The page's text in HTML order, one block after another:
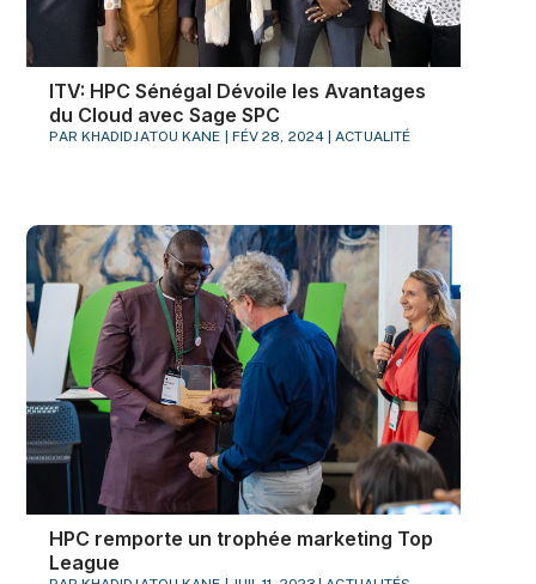
ITV: HPC Sénégal Dévoile les Avantages
du Cloud avec Sage SPC
PAR KHADIDJATOU KANE | FÉV 28, 2024|ACTUALITÉ
HPC remporte un trophée marketing Top
League